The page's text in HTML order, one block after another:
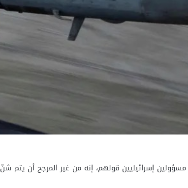
إسرائيليين قولهم، إنه من غير المرجح أن يتم شنّ